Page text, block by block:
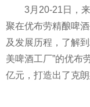
3月20-21日，
聚在优布劳精酿啤
及发展历程，了解
美啤酒工厂”的优布
亿元，打造出了克